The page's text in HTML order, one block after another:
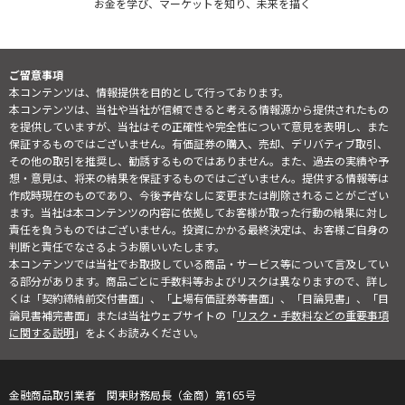
お金を学び、マーケットを知り、未来を描く
ご留意事項
本コンテンツは、情報提供を目的として行っております。
本コンテンツは、当社や当社が信頼できると考える情報源から提供されたもの
を提供していますが、当社はその正確性や完全性について意見を表明し、また
保証するものではございません。有価証券の購入、売却、デリバティブ取引、
その他の取引を推奨し、勧誘するものではありません。また、過去の実績や予
想・意見は、将来の結果を保証するものではございません。提供する情報等は
作成時現在のものであり、今後予告なしに変更または削除されることがござい
ます。当社は本コンテンツの内容に依拠してお客様が取った行動の結果に対し
責任を負うものではございません。投資にかかる最終決定は、お客様ご自身の
判断と責任でなさるようお願いいたします。
本コンテンツでは当社でお取扱している商品・サービス等について言及してい
る部分があります。商品ごとに手数料等およびリスクは異なりますので、詳し
くは「契約締結前交付書面」、「上場有価証券等書面」、「目論見書」、「目
論見書補完書面」または当社ウェブサイトの「リスク・手数料などの重要事項
に関する説明」をよくお読みください。
金融商品取引業者 関東財務局長（金商）第165号